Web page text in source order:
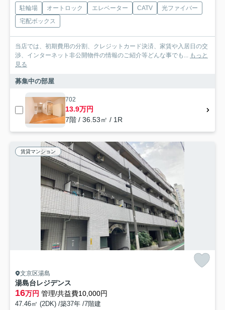
駐輪場 オートロック エレベーター CATV
光ファイバー
宅配ボックス
当店では、初期費用の分割、クレジットカード決済、家賃や入居日の交
渉、インターネット非公開物件の情報のご紹介等どんな事でも... もっと
見る
募集中の部屋
702
13.9万円
7階 / 36.53㎡ / 1R
賃貸マンション
文京区湯島
湯島台レジデンス
16万円 管理/共益費10,000円
47.46㎡ (2DK) /築37年 /7階建